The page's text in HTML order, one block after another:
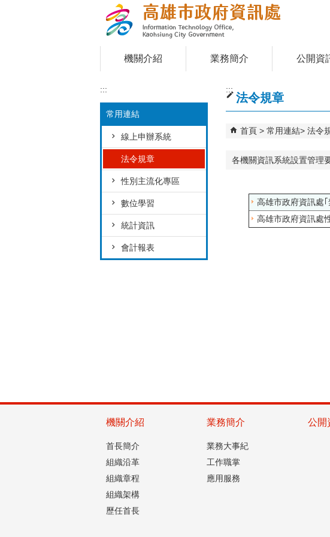
機關介紹 業務簡介 公開資
:::
常用連結
線上申辦系統
法令規章
性別主流化專區
數位學習
統計資訊
會計報表
:::
法令規章
首頁 常用連結 法令
各機關資訊系統設置管理
高雄市政府資訊處
高雄市政府資訊處
機關介紹
首長簡介
組織沿革
組織章程
組織架構
歷任首長
業務簡介
業務大事紀
工作職掌
應用服務
公開